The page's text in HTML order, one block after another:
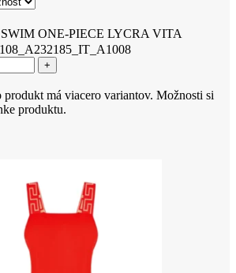
SWIM ONE-PIECE LYCRA VITA
produkt má viacero variantov. Možnosti si
produktu.